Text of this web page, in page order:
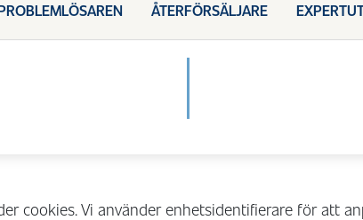
ÅTERFÖRSÄLJARE
cookies. Vi använder enhetsidentifierare för att